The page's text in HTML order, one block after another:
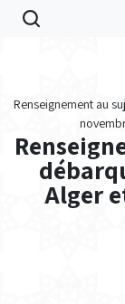
Renseignement au
Alger